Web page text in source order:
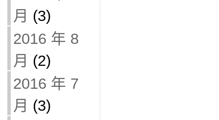
月 (3)
2016 年 8
月 (2)
2016 年 7
月 (3)